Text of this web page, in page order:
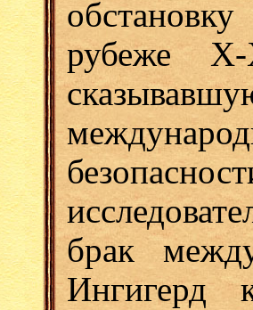
рубеже X-
брак
Ингигерд